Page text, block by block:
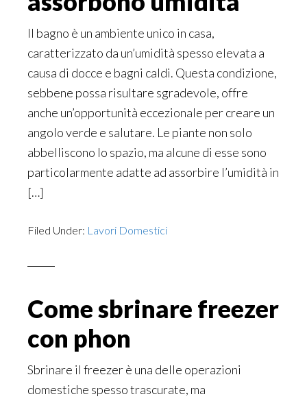
Il bagno è un ambiente unico in casa,
caratterizzato da un’umidità spesso elevata a
causa di docce e bagni caldi. Questa condizione,
sebbene possa risultare sgradevole, offre
anche un’opportunità eccezionale per creare un
angolo verde e salutare. Le piante non solo
abbelliscono lo spazio, ma alcune di esse sono
particolarmente adatte ad assorbire l’umidità in
[…]
Filed Under: Lavori Domestici
Come sbrinare freezer
con phon
Sbrinare il freezer è una delle operazioni
domestiche spesso trascurate, ma